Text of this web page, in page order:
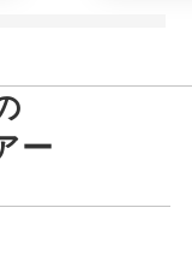
ー